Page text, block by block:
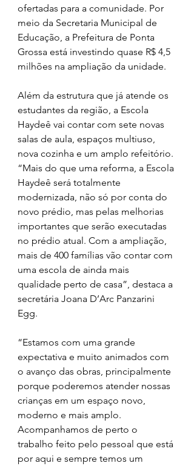
ofertadas para a comunidade. Por
meio da Secretaria Municipal de
Educação, a Prefeitura de Ponta
Grossa está investindo quase R$ 4,5
milhões na ampliação da unidade.
Além da estrutura que já atende os
estudantes da região, a Escola
Haydeê vai contar com sete novas
salas de aula, espaços multiuso,
nova cozinha e um amplo refeitório.
“Mais do que uma reforma, a Escola
Haydeê será totalmente
modernizada, não só por conta do
novo prédio, mas pelas melhorias
importantes que serão executadas
no prédio atual. Com a ampliação,
mais de 400 famílias vão contar com
uma escola de ainda mais
qualidade perto de casa”, destaca a
secretária Joana D’Arc Panzarini
Egg.
“Estamos com uma grande
expectativa e muito animados com
o avanço das obras, principalmente
porque poderemos atender nossas
crianças em um espaço novo,
moderno e mais amplo.
Acompanhamos de perto o
trabalho feito pelo pessoal que está
por aqui e sempre temos um